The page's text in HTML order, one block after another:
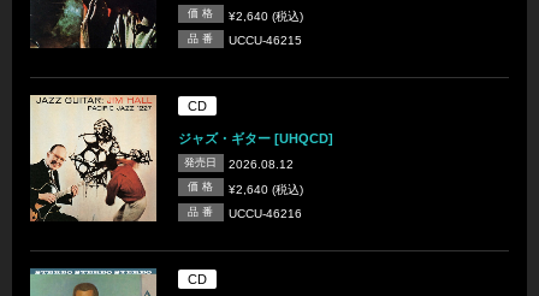
価 格 ¥2,640 (税込)
品 番 UCCU-46215
CD
ジャズ・ギター [UHQCD]
発売日 2026.08.12
価 格 ¥2,640 (税込)
品 番 UCCU-46216
CD